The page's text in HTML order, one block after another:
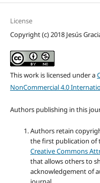
License
Copyright (c) 2018 Jesús
This work is licensed under a
NonCommercial 4.0
Authors publishing in this
Authors retain
the first publication of
Creative Commons
that allows others to
acknowledgement of